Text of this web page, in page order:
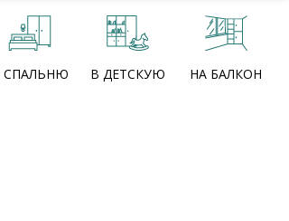
СПАЛЬНЮ В ДЕТСКУЮ НА БАЛКОН